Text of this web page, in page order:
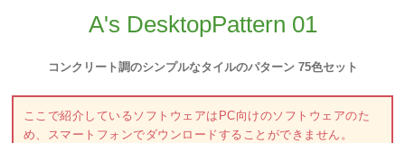
A's DesktopPattern 01
コンクリート調のシンプルなタイルのパターン 75色セット
ここで紹介しているソフトウェアはPC向けのソフトウェアのた
め、スマートフォンでダウンロードすることができません。